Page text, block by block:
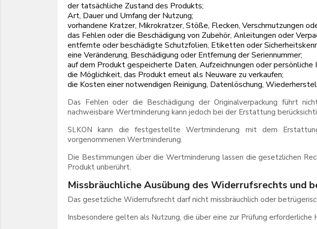
der tatsächliche Zustand des Produkts;
Art, Dauer und Umfang der Nutzung;
vorhandene Kratzer, Mikrokratzer, Stöße, Flecken, Verschmutzungen
das Fehlen oder die Beschädigung von Zubehör, Anleitungen oder
entfernte oder beschädigte Schutzfolien, Etiketten oder
eine Veränderung, Beschädigung oder Entfernung der Seriennummer;
auf dem Produkt gespeicherte Daten, Aufzeichnungen oder persönliche
die Möglichkeit, das Produkt erneut als Neuware zu verkaufen;
die Kosten einer notwendigen Reinigung, Datenlöschung,
Das Fehlen oder die Beschädigung der Originalverpackung führt
nachweisbare Wertminderung kann jedoch bei der Erstattung
SLKON kann die festgestellte Wertminderung mit dem
vorgenommenen Wertminderung.
Die Bestimmungen über die Wertminderung lassen die gesetzlichen
Produkt unberührt.
Missbräuchliche Ausübung des Widerrufsrechts und
Das gesetzliche Widerrufsrecht darf nicht missbräuchlich oder
Insbesondere gelten als Nutzung, die über eine zur Prüfung erforderliche